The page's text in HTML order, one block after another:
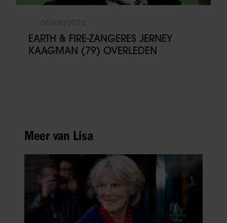
EARTH & FIRE-ZANGERES JERNEY
KAAGMAN (79) OVERLEDEN
Meer van Lisa